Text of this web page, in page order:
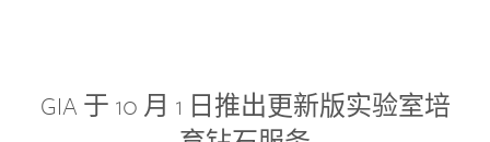
GIA 于 10 月 1 日推出更新版实验室培